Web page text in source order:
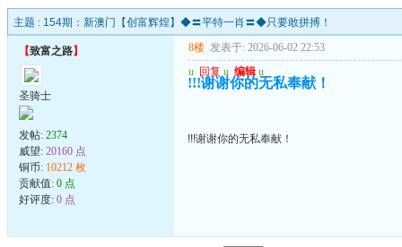
主题 : 154期：新澳门【创富辉煌】◆〓平特一肖〓◆只要敢拼搏！
【致富之路】
圣骑士
发帖: 2374
威望: 20160 点
铜币: 10212 枚
贡献值: 0 点
好评度: 0 点
8楼 发表于: 2026-06-02 22:53
u 回复 u 编辑 u
!!!谢谢你的无私奉献！
!!!谢谢你的无私奉献！